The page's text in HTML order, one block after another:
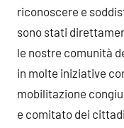
riconoscere e
sono stati
le nostre comunità
in molte iniziative
mobilitazione
e comitato dei